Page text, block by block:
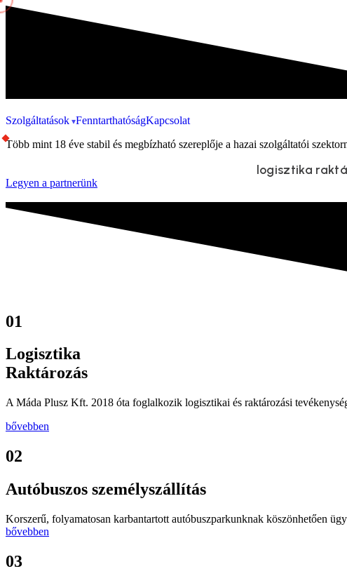
Szolgáltatások FenntarthatóságKapcsolat
Több mint 18 éve stabil és megbízható szereplője a hazai szolgáltatói
logisztika
Legyen a partnerünk
01
Logisztika
Raktározás
A Máda Plusz Kft. 2018 óta foglalkozik logisztikai és raktározási
bővebben
02
Autóbuszos személyszállítás
Korszerű, folyamatosan karbantartott autóbuszparkunknak köszönhetően
bővebben
03